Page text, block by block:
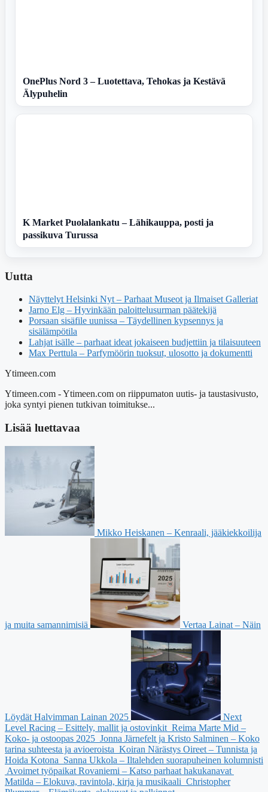
OnePlus Nord 3 – Luotettava, Tehokas ja Kestävä
Älypuhelin
K Market Puolalankatu – Lähikauppa, posti ja
passikuva Turussa
Uutta
Näyttelyt Helsinki Nyt – Parhaat Museot ja Ilmaiset Galleriat
Jarno Elg – Hyvinkään paloittelusurman päätekijä
Porsaan sisäfile uunissa – Täydellinen kypsennys ja
sisälämpötila
Lahjat isälle – parhaat ideat jokaiseen budjettiin ja tilaisuuteen
Max Perttula – Parfymöörin tuoksut, ulosotto ja dokumentti
Ytimeen.com
Ytimeen.com - Ytimeen.com on riippumaton uutis- ja taustasivusto,
joka syntyi pienen tutkivan toimitukse...
Lisää luettavaa
Mikko Heiskanen – Kenraali, jääkiekkoilija
ja muita samannimisiä Vertaa Lainat – Näin
Löydät Halvimman Lainan 2025
Next
Level Racing – Esittely, mallit ja ostovinkit Reima Marte Mid –
Koko- ja ostoopas 2025 Jonna Järnefelt ja Kristo Salminen – Koko
tarina suhteesta ja avioeroista Koiran Närästys Oireet – Tunnista ja
Hoida Kotona Sanna Ukkola – Iltalehden suorapuheinen kolumnisti
Avoimet työpaikat Rovaniemi – Katso parhaat hakukanavat
Matilda – Elokuva, ravintola, kirja ja musikaali Christopher